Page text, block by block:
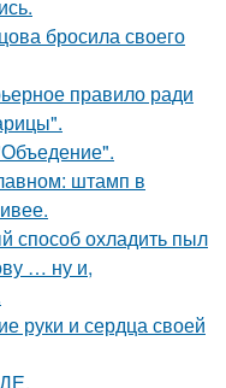
бросила своего
правило ради
штамп в
способ охладить пыл
… ну и,
руки и сердца своей